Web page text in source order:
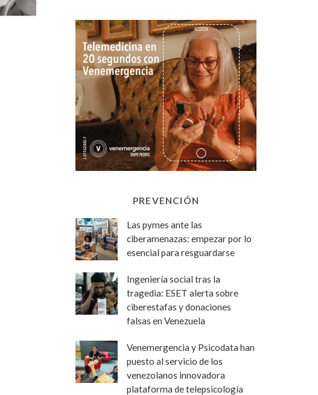
PREVENCIÓN
Las pymes ante las
ciberamenazas: empezar por lo
esencial para resguardarse
Ingeniería social tras la
tragedia: ESET alerta sobre
ciberestafas y donaciones
falsas en Venezuela
Venemergencia y Psicodata han
puesto al servicio de los
venezolanos innovadora
plataforma de telepsicología